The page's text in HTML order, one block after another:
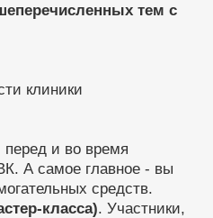
тем с
клиники
и во время
А самое главное - вы
средств.
класса). Участники,